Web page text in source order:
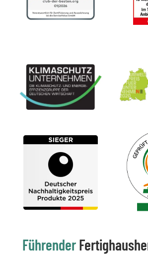
Führender